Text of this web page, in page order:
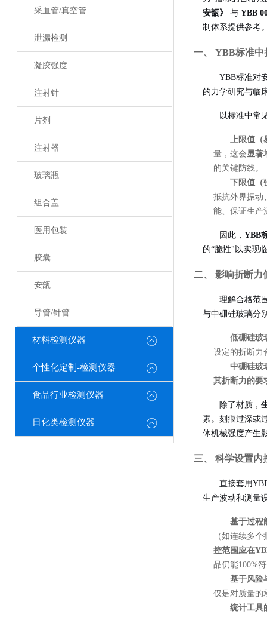
采血管/真空管
泄漏检测
凝胶强度
注射针
片剂
注射器
玻璃瓶
组合盖
医用包装
胶囊
安瓿
导管/针管
材料检测仪器
个性化定制-检测仪器
食品行业检测仪器
日化类检测仪器
安瓿》
与 YBB
制体系提供参考
一、 YBB标准中
YBB标准对
的力学研究与临
以标准中常
上限值（
量，这会显著
的关键防线。
下限值（
抵抗外界振动
能、保证生产
因此， YBB
的“脆性"以实现
二、 影响折断力
理解合格范
与中硼硅玻璃分
低硼硅玻
设定的折断力
中硼硅玻
其折断力的要
除了材质，
素。刻痕过深或
体机械强度产生
三、 科学设置内
直接套用
生产波动和测量
基于过程
（如连续多
控范围应在
品仍能100%
基于风险
仅是对质量的
统计工具